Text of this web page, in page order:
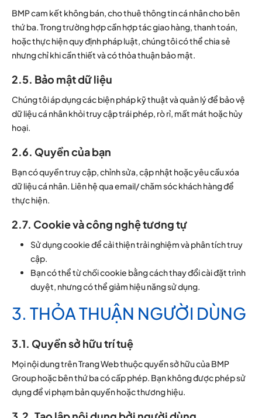
BMP cam kết không bán, cho thuê thông tin cá nhân cho bên
thứ ba. Trong trường hợp cần hợp tác giao hàng, thanh toán,
hoặc thực hiện quy định pháp luật, chúng tôi có thể chia sẻ
nhưng chỉ khi cần thiết và có thỏa thuận bảo mật.
2.5. Bảo mật dữ liệu
Chúng tôi áp dụng các biện pháp kỹ thuật và quản lý để bảo vệ
dữ liệu cá nhân khỏi truy cập trái phép, rò rỉ, mất mát hoặc hủy
hoại.
2.6. Quyền của bạn
Bạn có quyền truy cập, chỉnh sửa, cập nhật hoặc yêu cầu xóa
dữ liệu cá nhân. Liên hệ qua email/ chăm sóc khách hàng để
thực hiện.
2.7. Cookie và công nghệ tương tự
Sử dụng cookie để cải thiện trải nghiệm và phân tích truy
cập.
Bạn có thể từ chối cookie bằng cách thay đổi cài đặt trình
duyệt, nhưng có thể giảm hiệu năng sử dụng.
3. THỎA THUẬN NGƯỜI DÙNG
3.1. Quyền sở hữu trí tuệ
Mọi nội dung trên Trang Web thuộc quyền sở hữu của BMP
Group hoặc bên thứ ba có cấp phép. Bạn không được phép sử
dụng để vi phạm bản quyền hoặc thương hiệu.